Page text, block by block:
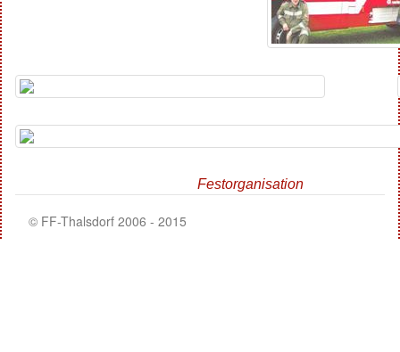
Festorganisation
© FF-Thalsdorf 2006 - 2015